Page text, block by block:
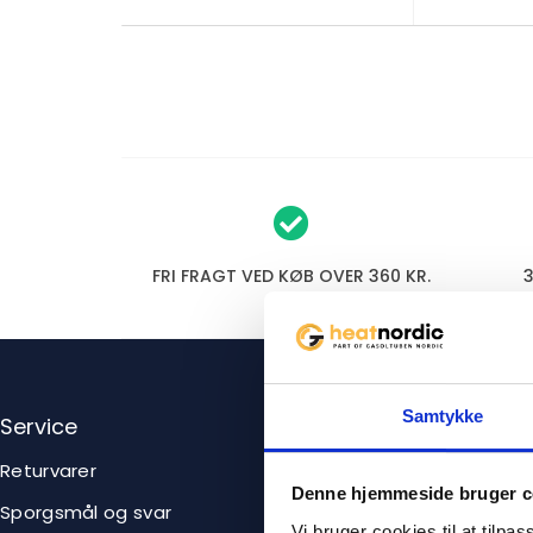
Samtykke
Denne hjemmeside bruger
FRI FRAGT VED KØB OVER 360 KR.
Service
Returvarer
Sporgsmål og svar
Forretning